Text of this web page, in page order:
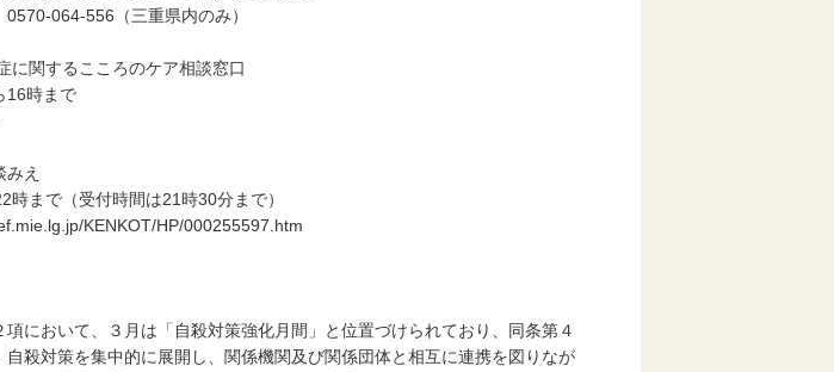
064-556（三重県内のみ）
関するこころのケア相談窓口
時まで
え
まで（受付時間は21時30分まで）
KENKOT/HP/000255597.htm
項において、３月は「自殺対策強化月間」と位置づけられており、同条第４
殺対策を集中的に展開し、関係機関及び関係団体と相互に連携を図りなが